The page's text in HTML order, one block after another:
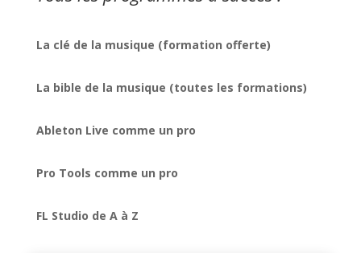
La clé de la musique (formation offerte)
La bible de la musique (toutes les formations)
Ableton Live comme un pro
Pro Tools comme un pro
FL Studio de A à Z